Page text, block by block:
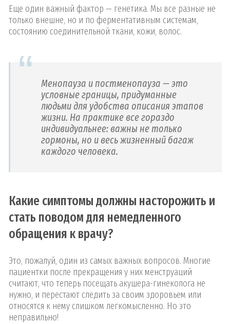
Еще один важный фактор — генетика. Мы все разные не
только внешне, но и по ферментативным системам,
состоянию соединительной ткани, кожи, волос.
Менопауза и постменопауза — это
условные границы, придуманные
людьми для удобства описания этапов
жизни. На практике все гораздо
индивидуальнее: важны не только
гормоны, но и весь жизненный багаж
каждого человека.
Какие симптомы должны насторожить и
стать поводом для немедленного
обращения к врачу?
Это, пожалуй, один из самых важных вопросов. Многие
пациентки после прекращения у них менструаций
считают, что теперь посещать акушера-гинеколога не
нужно, и перестают следить за своим здоровьем или
относятся к нему слишком легкомысленно. Но это
неправильно!